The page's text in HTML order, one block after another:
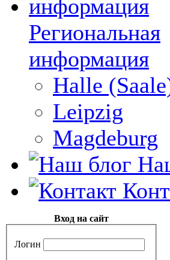
Региональная
информация
Halle
Leipzig
Magdeburg
Вход на сайт
Логин